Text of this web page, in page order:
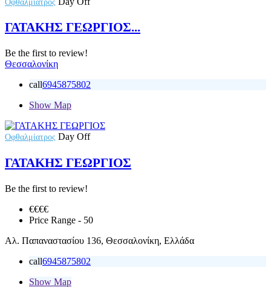
Οφθαλμίατρος
ΓΑΤΑΚΗΣ ΓΕΩΡΓΙΟΣ...
Be the first to review!
Θεσσαλονίκη
call6945875802
Show Map
Οφθαλμίατρος Day Off
ΓΑΤΑΚΗΣ ΓΕΩΡΓΙΟΣ
Be the first to review!
€€€€
Price Range - 50
Αλ. Παπαναστασίου 136, Θεσσαλονίκη, Ελλάδα
call6945875802
Show Map